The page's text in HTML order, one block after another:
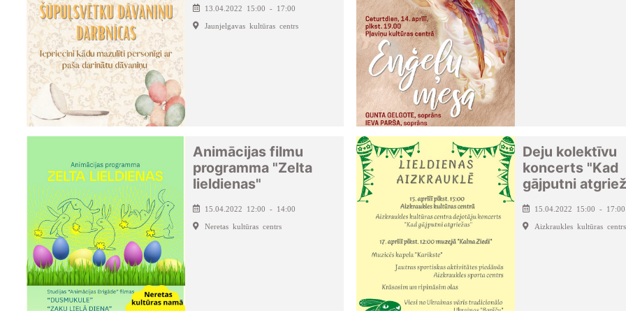
13.04.2022 15:00 - 17:00
Jaunjelgavas kultūras centrs
Animācijas filmu
programma "Zelta
lieldienas"
15.04.2022 12:00 - 14:00
Neretas kultūras centrs
Deju kolektīvu
koncerts "Kad
gājputni
15.04.2022 15:00 - 17:00
Aizkraukles kultūras centrs